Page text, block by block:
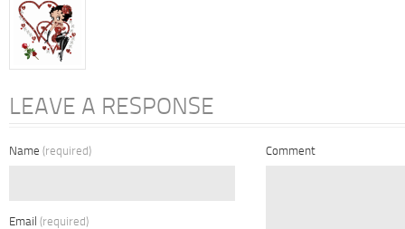
LEAVE A RESPONSE
Name (required)
Email (required)
Comment